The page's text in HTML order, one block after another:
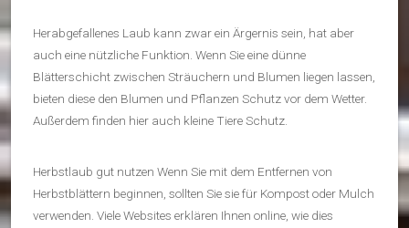
Herabgefallenes Laub kann zwar ein Ärgernis sein, hat aber
auch eine nützliche Funktion. Wenn Sie eine dünne
Blätterschicht zwischen Sträuchern und Blumen liegen lassen,
bieten diese den Blumen und Pflanzen Schutz vor dem Wetter.
Außerdem finden hier auch kleine Tiere Schutz.
Herbstlaub gut nutzen Wenn Sie mit dem Entfernen von
Herbstblättern beginnen, sollten Sie sie für Kompost oder Mulch
verwenden. Viele Websites erklären Ihnen online, wie dies